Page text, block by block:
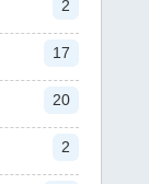
2
17
20
2